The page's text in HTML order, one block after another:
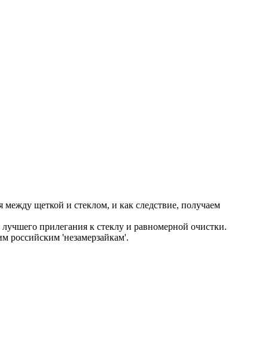
щеткой и стеклом, и как следствие, получаем
прилегания к стеклу и равномерной очистки.
российским 'незамерзайкам'.